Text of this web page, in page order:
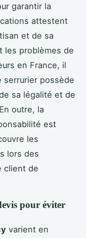
garantir la
attestent
et de sa
les problèmes de
en France, il
serrurier possède
sa légalité et de
outre, la
est
les
lors des
client de
pour éviter
varient en